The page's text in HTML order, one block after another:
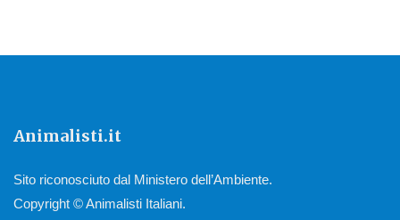
Animalisti.it
Sito riconosciuto dal Ministero dell’Ambiente.
Copyright © Animalisti Italiani.